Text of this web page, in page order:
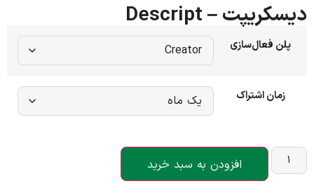
دیسکریپت – Descript
پلن فعال‌سازی
زمان اشتراک
افزودن به سبد خرید